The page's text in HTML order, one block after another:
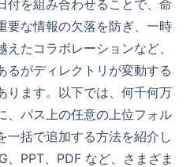
付を組み合わせることで、命
要な情報の欠落を防ぎ、一時
たコラボレーションなど、
るがディレクトリが変動する
ります。以下では、何千何万
、パス上の任意の上位フォル
一括で追加する方法を紹介し
PPT、PDF など、さまざま